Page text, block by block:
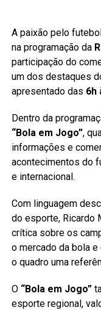
A paixão pelo
na programação da
participação do
um dos destaques
apresentado das 6h
Dentro da
“Bola em Jogo”,
informações e
acontecimentos do
e internacional.
Com linguagem
do esporte, Ricardo
crítica sobre os
o mercado da bola
o quadro uma
O “Bola em Jogo”
esporte regional,